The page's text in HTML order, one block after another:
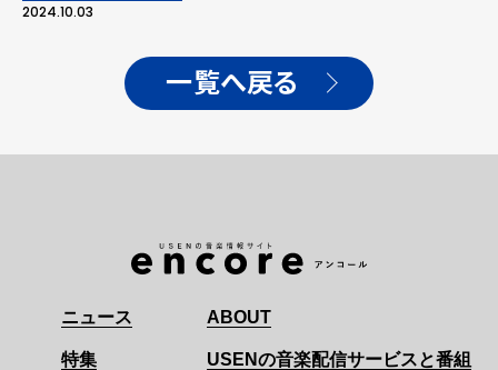
2024.10.03
一覧へ戻る
ニュース
特集
ABOUT
USENの音楽配信サービスと番組